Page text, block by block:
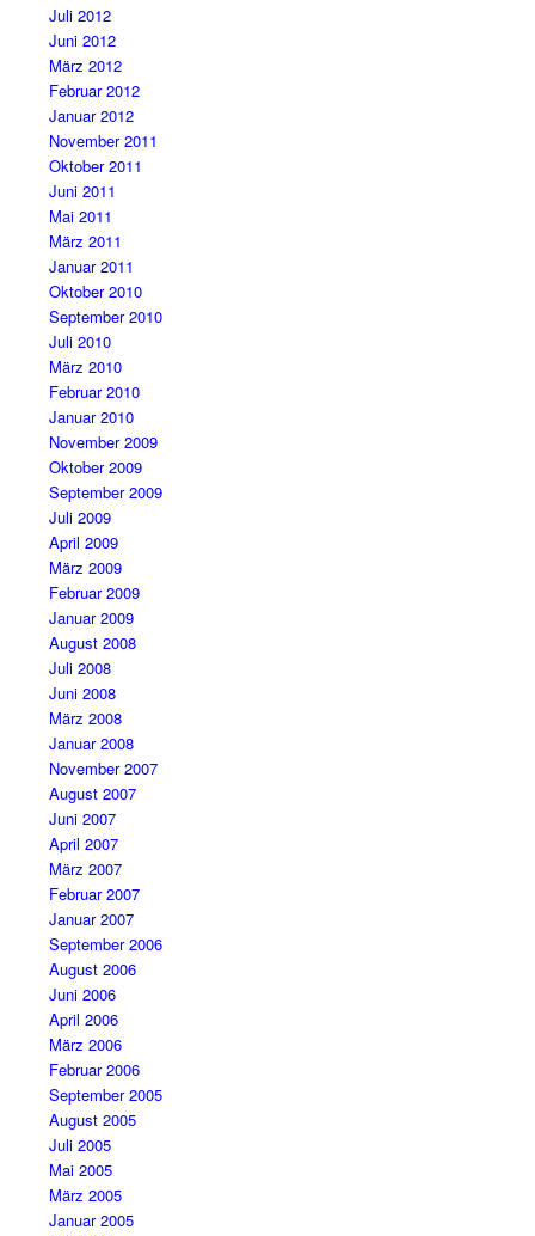
Juli 2012
Juni 2012
März 2012
Februar 2012
Januar 2012
November 2011
Oktober 2011
Juni 2011
Mai 2011
März 2011
Januar 2011
Oktober 2010
September 2010
Juli 2010
März 2010
Februar 2010
Januar 2010
November 2009
Oktober 2009
September 2009
Juli 2009
April 2009
März 2009
Februar 2009
Januar 2009
August 2008
Juli 2008
Juni 2008
März 2008
Januar 2008
November 2007
August 2007
Juni 2007
April 2007
März 2007
Februar 2007
Januar 2007
September 2006
August 2006
Juni 2006
April 2006
März 2006
Februar 2006
September 2005
August 2005
Juli 2005
Mai 2005
März 2005
Januar 2005